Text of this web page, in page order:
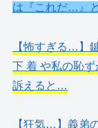
は『これだ…』
【怖すぎる…】
下 着 や私の恥
訴えると…
【狂気…】義弟